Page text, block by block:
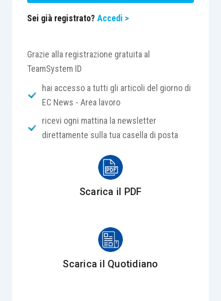
Sei già registrato? Accedi >
Grazie alla registrazione gratuita al
TeamSystem ID
hai accesso a tutti gli articoli del giorno di
EC News - Area lavoro
ricevi ogni mattina la newsletter
direttamente sulla tua casella di posta
Scarica il PDF
Scarica il Quotidiano